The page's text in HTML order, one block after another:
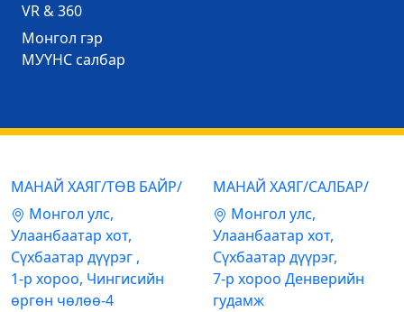
VR & 360
Mонгол гэр
МУҮНС салбар
МАНАЙ ХАЯГ/ТӨВ БАЙР/
Mонгол улс,
Улаанбаатар хот,
Сүхбаатар дүүрэг ,
1-р хороо, Чингисийн
өргөн чөлөө-4
МАНАЙ ХАЯГ/САЛБАР/
Mонгол улс,
Улаанбаатар хот,
Сүхбаатар дүүрэг,
7-р хороо Денверийн
гудамж